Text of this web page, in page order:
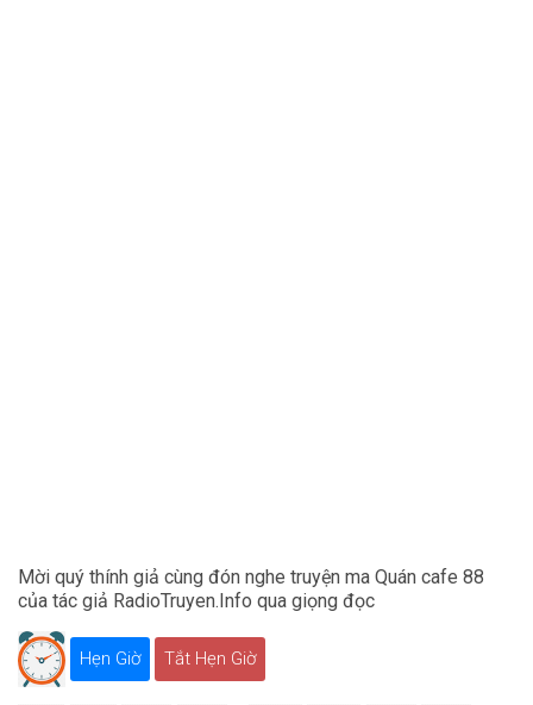
Mời quý thính giả cùng đón nghe truyện ma Quán cafe 88
của tác giả RadioTruyen.Info qua giọng đọc
Hẹn Giờ Tắt Hẹn Giờ